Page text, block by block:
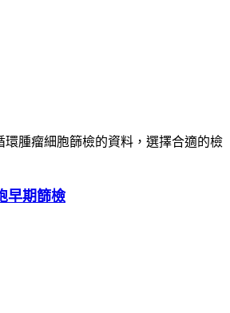
環腫瘤細胞篩檢的資料，選擇合適的檢
早期篩檢